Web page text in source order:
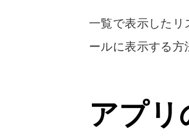
一覧で表示した
ールに表示する方
アプ